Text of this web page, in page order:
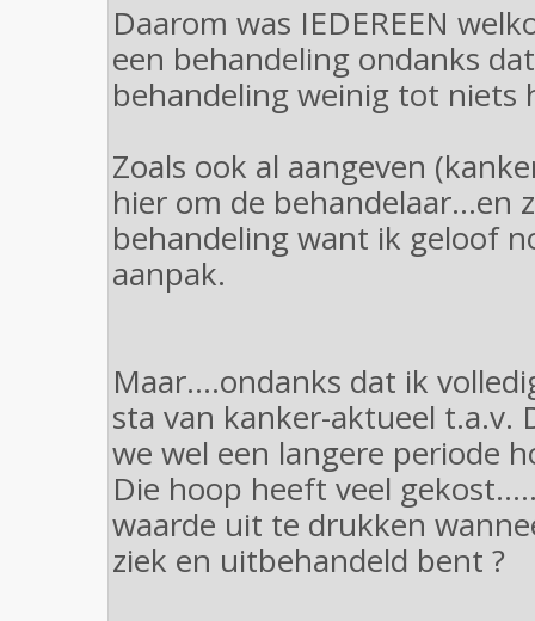
Daarom was IEDEREEN
een behandeling ondanks
behandeling weinig tot niets
Zoals ook al aangeven
hier om de behandelaar...en
behandeling want ik geloof
aanpak.
Maar....ondanks dat ik
sta van kanker-aktueel t.a.v.
we wel een langere periode
Die hoop heeft veel
waarde uit te drukken
ziek en uitbehandeld bent ?